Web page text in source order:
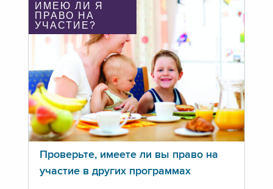
ИМЕЮ ЛИ Я
ПРАВО НА
УЧАСТИЕ?
Проверьте, имеете ли вы право на
участие в других программах